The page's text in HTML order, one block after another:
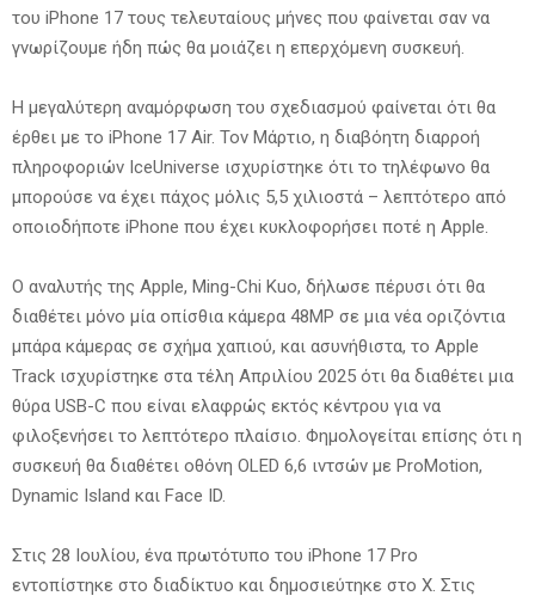
του iPhone 17 τους τελευταίους μήνες που φαίνεται σαν να
γνωρίζουμε ήδη πώς θα μοιάζει η επερχόμενη συσκευή.
Η μεγαλύτερη αναμόρφωση του σχεδιασμού φαίνεται ότι θα
έρθει με το iPhone 17 Air. Τον Μάρτιο, η διαβόητη διαρροή
πληροφοριών IceUniverse ισχυρίστηκε ότι το τηλέφωνο θα
μπορούσε να έχει πάχος μόλις 5,5 χιλιοστά – λεπτότερο από
οποιοδήποτε iPhone που έχει κυκλοφορήσει ποτέ η Apple.
Ο αναλυτής της Apple, Ming-Chi Kuo, δήλωσε πέρυσι ότι θα
διαθέτει μόνο μία οπίσθια κάμερα 48MP σε μια νέα οριζόντια
μπάρα κάμερας σε σχήμα χαπιού, και ασυνήθιστα, το Apple
Track ισχυρίστηκε στα τέλη Απριλίου 2025 ότι θα διαθέτει μια
θύρα USB-C που είναι ελαφρώς εκτός κέντρου για να
φιλοξενήσει το λεπτότερο πλαίσιο. Φημολογείται επίσης ότι η
συσκευή θα διαθέτει οθόνη OLED 6,6 ιντσών με ProMotion,
Dynamic Island και Face ID.
Στις 28 Ιουλίου, ένα πρωτότυπο του iPhone 17 Pro
εντοπίστηκε στο διαδίκτυο και δημοσιεύτηκε στο X. Στις